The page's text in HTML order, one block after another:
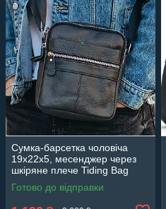
Сумка-барсетка чоловіча
19х22х5, месенджер через
шкіряне плече Tiding Bag
BON6165 чорний
Готово до відправки